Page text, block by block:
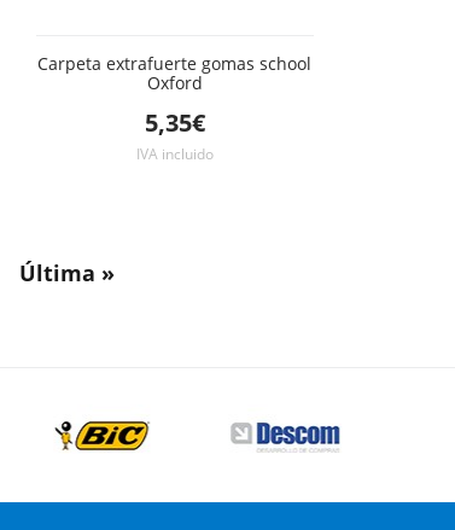
Carpeta extrafuerte gomas school
Oxford
5,35€
IVA incluido
Última »